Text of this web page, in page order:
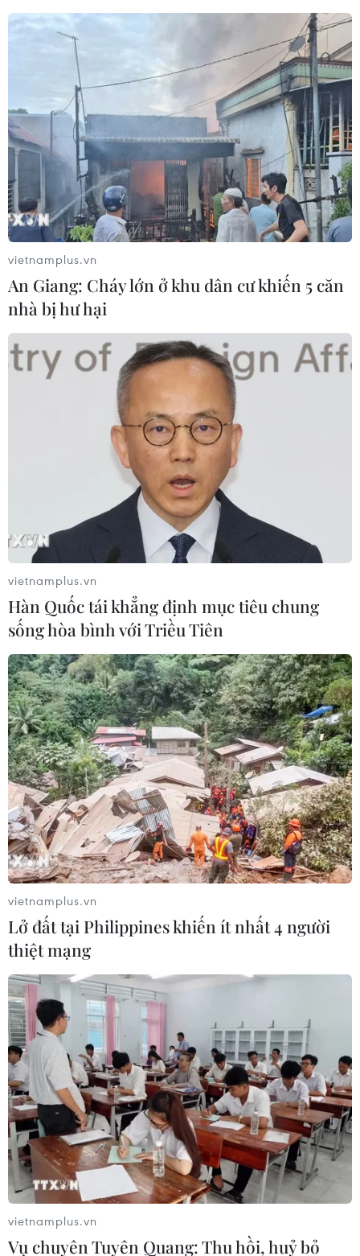
Theo dõi VietnamPlus
TIN LIÊN QUAN
US Open 2024: Djokovic thắng chóng
vánh, thêm nhiều hạt giống bị loại
US Open 2024 tiếp tục chứng kiến thêm nhiều tay vợt
hạt giống bị loại khỏi giải đấu, trong khi những ứng viên
vô địch vẫn tiến bước trên hành trình của mình.
Hàng loạt tay vợt hạt giống bị loại ngay từ
vòng 1 US Open 2024
28/08/2024 04:18
Ngay vòng mở màn, 16 tay vợt hạt giống đã sớm phải
chia tay US Open 2024, nhưng những tay vợt ứng viên
cho chức vô địch đều đã không quá khó khăn để ghi
tên mình vào vòng 2.
vietnamplus.vn
An Giang: Cháy lớn ở khu dân cư khiến 5 căn
nhà bị hư hại
vietnamplus.vn
Hàn Quốc tái khẳng định mục tiêu chung
sống hòa bình với Triều Tiên
vietnamplus.vn
Lở đất tại Philippines khiến ít nhất 4 người
thiệt mạng
vietnamplus.vn
Vụ chuyên Tuyên Quang: Thu hồi, huỷ bỏ